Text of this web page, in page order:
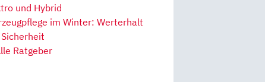
und Hybrid
im Winter: Werterhalt
Ratgeber